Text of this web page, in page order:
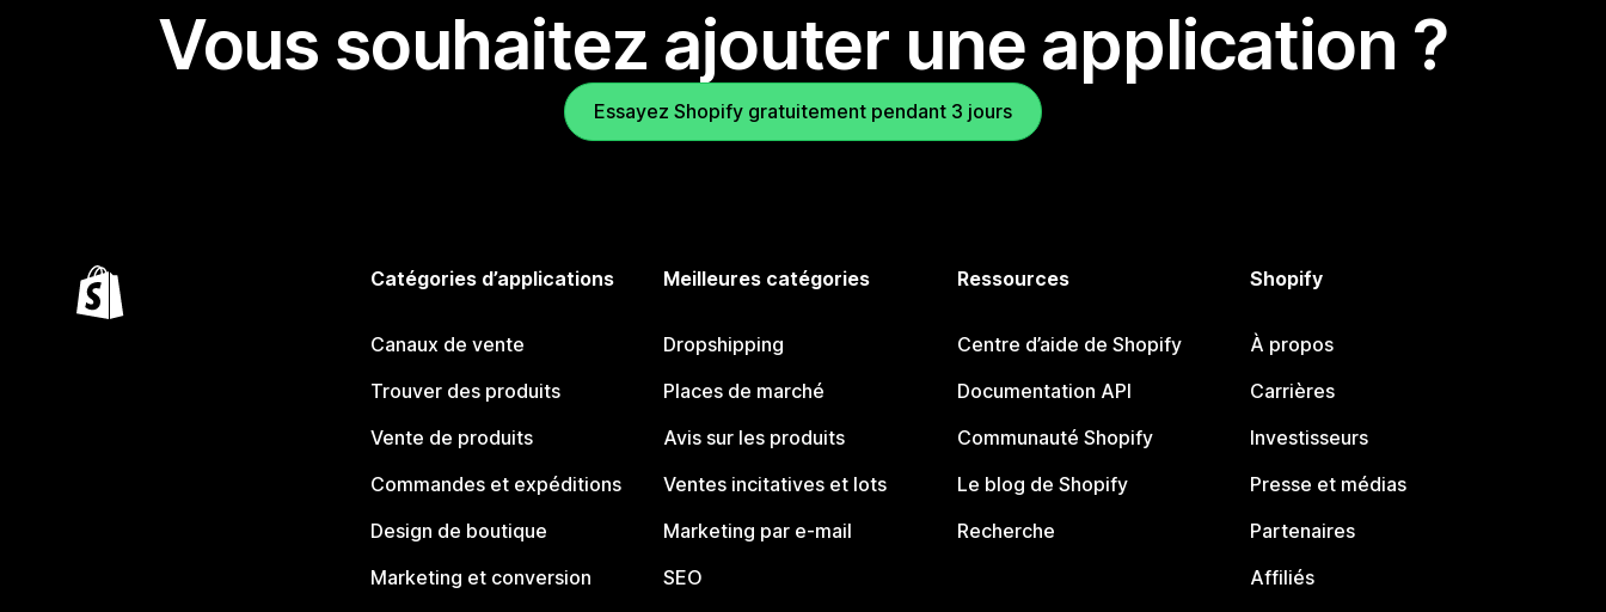
Vous souhaitez ajouter une application ?
Essayez Shopify gratuitement pendant 3 jours
Catégories d’applications
Canaux de vente
Trouver des produits
Vente de produits
Commandes et expéditions
Design de boutique
Marketing et conversion
Meilleures catégories
Dropshipping
Places de marché
Avis sur les produits
Ventes incitatives et lots
Marketing par e-mail
SEO
Ressources
Centre d’aide de Shopify
Documentation API
Communauté Shopify
Le blog de Shopify
Recherche
Shopify
À propos
Carrières
Investisseurs
Presse et médias
Partenaires
Affiliés